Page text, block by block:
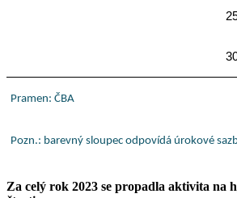
Pramen: ČBA
Pozn.: barevný sloupec odpovídá úrokové
Za celý rok 2023 se propadla aktivita na